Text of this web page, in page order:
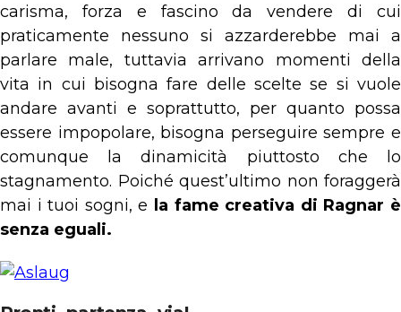
carisma, forza e fascino da vendere di cui
praticamente nessuno si azzarderebbe mai a
parlare male, tuttavia arrivano momenti della
vita in cui bisogna fare delle scelte se si vuole
andare avanti e soprattutto, per quanto possa
essere impopolare, bisogna perseguire sempre e
comunque la dinamicità piuttosto che lo
stagnamento. Poiché quest’ultimo non foraggerà
mai i tuoi sogni, e
la fame creativa di Ragnar è
senza eguali.